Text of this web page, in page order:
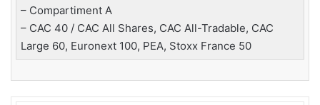
– Compartiment A
– CAC 40 / CAC All Shares, CAC All-Tradable, CAC
Large 60, Euronext 100, PEA, Stoxx France 50